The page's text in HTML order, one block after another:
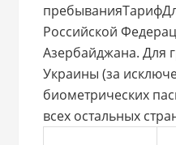
Российской
Азербайджана. Для
Украины (за
биометрических
всех остальных